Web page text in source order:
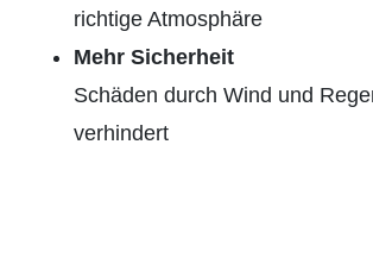
richtige Atmosphäre
Mehr Sicherheit
Schäden durch Wind und
verhindert